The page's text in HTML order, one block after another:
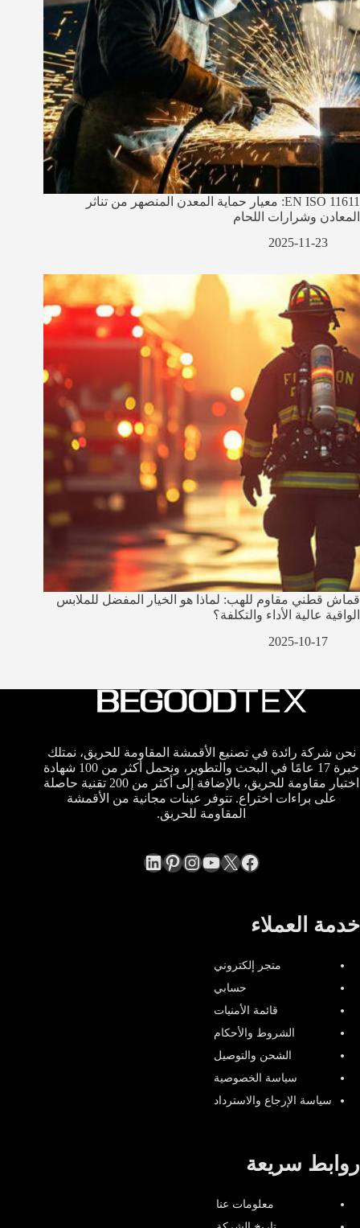
EN ISO 11611: معيار حماية المعدن المنصهر من تناثر
المعادن وشرارات اللحام
2025-11-23
قماش قطني مقاوم للهب: لماذا هو الخيار المفضل للملابس
الواقية عالية الأداء والتكلفة؟
2025-10-17
نحن شركة رائدة في تصنيع الأقمشة المقاومة للحريق، نمتلك
خبرة 17 عامًا في البحث والتطوير، ونحمل أكثر من 100 شهادة
اختبار مقاومة للحريق، بالإضافة إلى أكثر من 200 تقنية حاصلة
على براءات اختراع. تتوفر عينات مجانية من الأقمشة
المقاومة للحريق.
Facebook
X
YouTube
Instagram
Pinterest
LinkedIn
خدمة العملاء
متجر إلكتروني
حسابي
قائمة الأمنيات
الشروط والأحكام
الشحن والتوصيل
سياسة الخصوصية
سياسة الإرجاع والاسترداد
روابط سريعة
معلومات عنا